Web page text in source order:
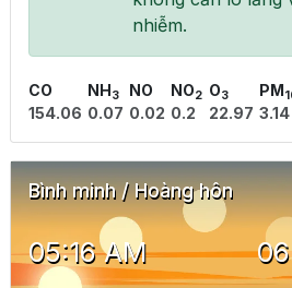
100 %nhiễm.
CO
154.06
NH 3
0.07
NO
0.02
NO2
0.2
O3
22.97
PM
3.14
Bình minh / Hoàng hôn
05:16 AM